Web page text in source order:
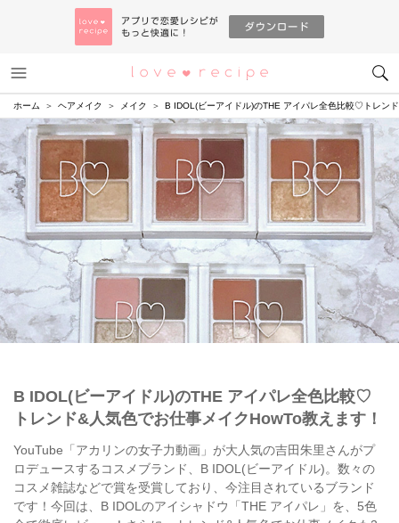
恋愛レシピ
ホーム ヘアメイク メイク B IDOL(ビーアイドル)のTHE アイパレ全色比較♡トレン
B IDOL(ビーアイドル)のTHE アイパレ全色比較♡
トレンド&人気色でお仕事メイクHowTo教えます！
YouTube「アカリンの女子力動画」が大人気の吉田朱里さんがプ
ロデュースするコスメブランド、B IDOL(ビーアイドル)。数々の
コスメ雑誌などで賞を受賞しており、今注目されているブランド
です！今回は、B IDOLのアイシャドウ「THE アイパレ」を、5色